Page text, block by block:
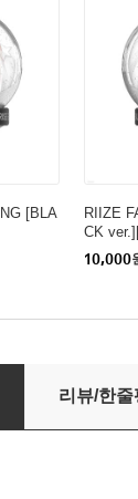
[BLA
RIIZE
CK
10,000
OFFICIAL
리뷰/한줄